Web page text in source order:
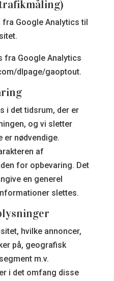
Google Analytics til
fra Google Analytics
dlpage/gaoptout.
i det tidsrum, der er
og vi sletter
er nødvendige.
af
for opbevaring. Det
en generel
slettes.
hvilke annoncer,
på, geografisk
m.v.
i det omfang disse